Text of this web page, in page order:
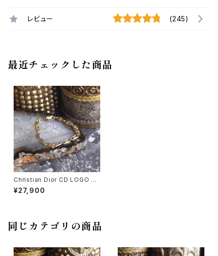
レビュー (245)
最近チェックした商品
Christian Dior CD LOGO DE
SIGN GOLD CHAIN BRACEL
ET/クリスチャンディオールCD
¥27,900
同じカテゴリの商品